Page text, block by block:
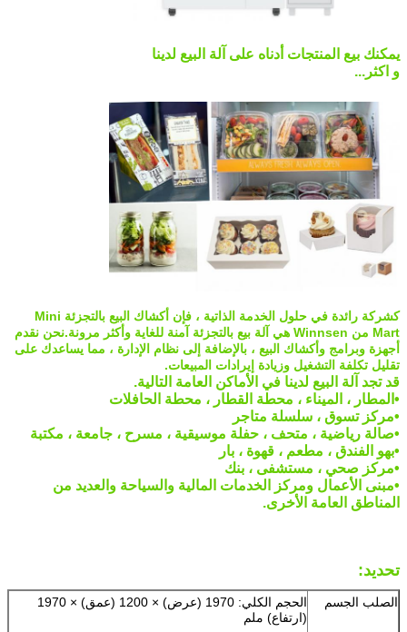
يمكنك بيع المنتجات أدناه على آلة البيع لدينا
و اكثر...
كشركة رائدة في حلول الخدمة الذاتية ، فإن أكشاك البيع بالتجزئة Mini
Mart من Winnsen هي آلة بيع بالتجزئة آمنة للغاية وأكثر مرونة.نحن نقدم
أجهزة وبرامج وأكشاك البيع ، بالإضافة إلى نظام الإدارة ، مما يساعدك على
تقليل تكلفة التشغيل وزيادة إيرادات المبيعات.
قد تجد آلة البيع لدينا في الأماكن العامة التالية.
• المطار ، الميناء ، محطة القطار ، محطة الحافلات
•مركز تسوق ، سلسلة متاجر
•صالة رياضية ، متحف ، حفلة موسيقية ، مسرح ، جامعة ، مكتبة
•بهو الفندق ، مطعم ، قهوة ، بار
•مركز صحي ، مستشفى ، بنك
•مبنى الأعمال ومركز الخدمات المالية والسياحة والعديد من
المناطق العامة الأخرى.
تحديد:
الصلب الجسم
الحجم الكلي: 1970 (عرض) × 1200 (عمق) × 1970
(ارتفاع) ملم